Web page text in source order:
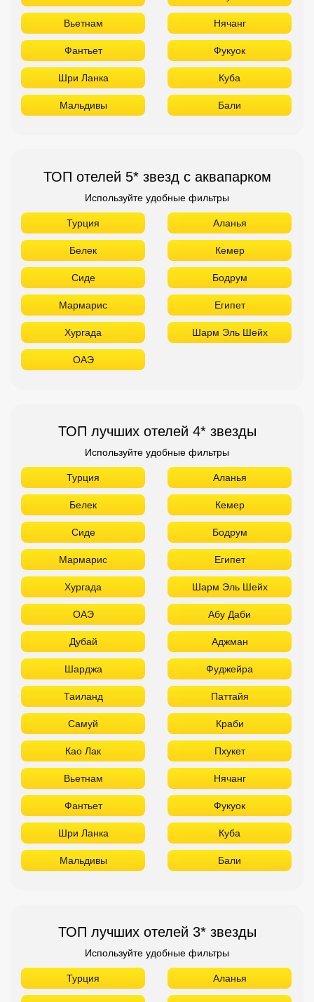
Вьетнам Нячанг
Фантьет Фукуок
Шри Ланка Куба
Мальдивы Бали
ТОП отелей 5* звезд с аквапарком
Используйте удобные фильтры
Турция Аланья
Белек Кемер
Сиде Бодрум
Мармарис Египет
Хургада Шарм Эль Шейх
ОАЭ
ТОП лучших отелей 4* звезды
Используйте удобные фильтры
Турция Аланья
Белек Кемер
Сиде Бодрум
Мармарис Египет
Хургада Шарм Эль Шейх
ОАЭ Абу Даби
Дубай Аджман
Шарджа Фуджейра
Таиланд Паттайя
Самуй Краби
Као Лак Пхукет
Вьетнам Нячанг
Фантьет Фукуок
Шри Ланка Куба
Мальдивы Бали
ТОП лучших отелей 3* звезды
Используйте удобные фильтры
Турция Аланья